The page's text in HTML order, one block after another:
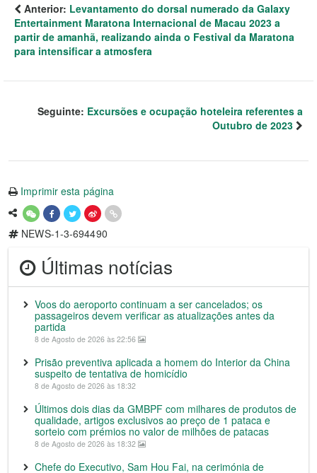
Anterior: Levantamento do dorsal numerado da Galaxy
Entertainment Maratona Internacional de Macau 2023 a
partir de amanhã, realizando ainda o Festival da Maratona
para intensificar a atmosfera
Seguinte: Excursões e ocupação hoteleira referentes a
Outubro de 2023
Imprimir esta página
NEWS-1-3-694490
Últimas notícias
Voos do aeroporto continuam a ser cancelados; os
passageiros devem verificar as atualizações antes da
partida
8 de Agosto de 2026 às 22:56
Prisão preventiva aplicada a homem do Interior da China
suspeito de tentativa de homicídio
8 de Agosto de 2026 às 18:32
Últimos dois dias da GMBPF com milhares de produtos de
qualidade, artigos exclusivos ao preço de 1 pataca e
sorteio com prémios no valor de milhões de patacas
8 de Agosto de 2026 às 18:32
Chefe do Executivo, Sam Hou Fai, na cerimónia de